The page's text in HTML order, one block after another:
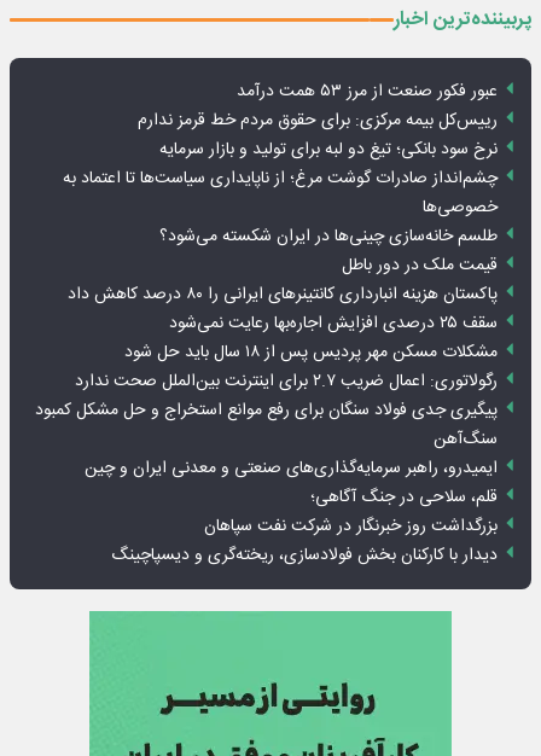
پربیننده‌ترین اخبار
عبور فکور صنعت از مرز ۵۳ همت درآمد
رییس‌کل بیمه مرکزی: برای حقوق مردم خط قرمز ندارم
نرخ سود بانکی؛ تیغ دو لبه برای تولید و بازار سرمایه
چشم‌انداز صادرات گوشت مرغ؛ از ناپایداری سیاست‌ها تا اعتماد به
خصوصی‌ها
طلسم خانه‌سازی چینی‌ها در ایران شکسته می‌شود؟
قیمت ملک در دور باطل
پاکستان هزینه انبارداری کانتینرهای ایرانی را ۸۰ درصد کاهش داد
سقف ۲۵ درصدی افزایش اجاره‌بها رعایت نمی‌شود
مشکلات مسکن مهر پردیس پس از ۱۸ سال باید حل شود
رگولاتوری: اعمال ضریب ۲.۷ برای اینترنت بین‌الملل صحت ندارد
پیگیری جدی فولاد سنگان برای رفع موانع استخراج و حل مشکل کمبود
سنگ‌آهن
ایمیدرو، راهبر سرمایه‌گذاری‌های صنعتی و معدنی ایران و چین
قلم، سلاحی در جنگ آگاهی؛
بزرگداشت روز خبرنگار در شرکت نفت سپاهان
دیدار با کارکنان بخش فولادسازی، ریخته‌گری و دیسپاچینگ